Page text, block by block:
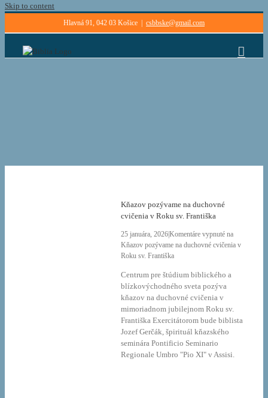
Skip to content
Hlavná 91, 042 03 Košice csbbske@gmail.com
Kňazov pozývame na duchovné
cvičenia v Roku sv. Františka
25 januára, 2026Komentáre vypnuté na
Kňazov pozývame na duchovné cvičenia v
Roku sv. Františka
Centrum pre štúdium biblického a
blízkovýchodného sveta pozýva
kňazov na duchovné cvičenia v
mimoriadnom jubilejnom Roku sv.
Františka Exercitátorom bude biblista
Jozef Gerčák, špirituál kňazského
seminára Pontificio Seminario
Regionale Umbro "Pio XI" v Assisi.